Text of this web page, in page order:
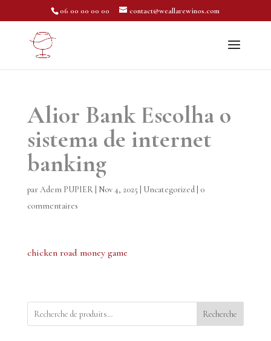
06 00 00 00 00 contact@weallarewinos.com
Alior Bank Escolha o
sistema de internet
banking
parAdem PUPIER| Nov 4, 2025 Uncategorized| 0
commentaires
chicken road money game
Recherche